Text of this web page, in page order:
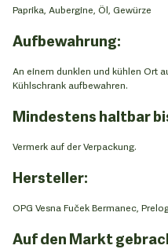
Paprika, Aubergine, Öl, Gewürze
Aufbewahrung:
An einem dunklen und kühlen Ort
Kühlschrank aufbewahren.
Mindestens haltbar
Vermerk auf der Verpackung.
Hersteller:
OPG Vesna Fuček Bermanec,
Auf den Markt